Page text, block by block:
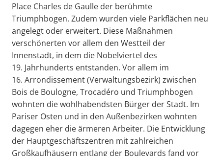
Place Charles de Gaulle der berühmte
Triumphbogen. Zudem wurden viele Parkflächen neu
angelegt oder erweitert. Diese Maßnahmen
verschönerten vor allem den Westteil der
Innenstadt, in dem die Nobelviertel des
19. Jahrhunderts entstanden. Vor allem im
16. Arrondissement (Verwaltungsbezirk) zwischen
Bois de Boulogne, Trocadéro und Triumphbogen
wohnten die wohlhabendsten Bürger der Stadt. Im
Pariser Osten und in den Außenbezirken wohnten
dagegen eher die ärmeren Arbeiter. Die Entwicklung
der Hauptgeschäftszentren mit zahlreichen
Großkaufhäusern entlang der Boulevards fand vor